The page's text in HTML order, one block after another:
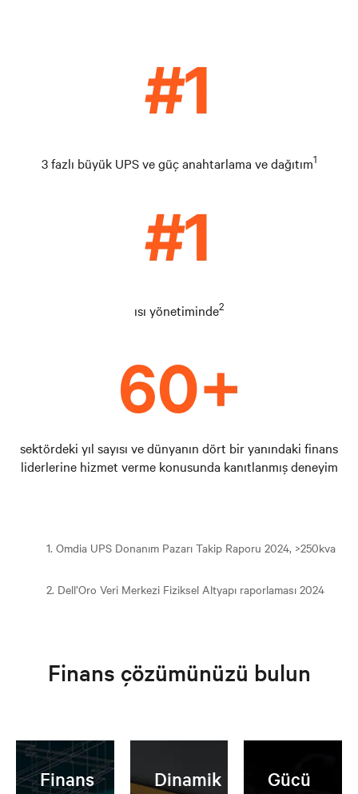
3 fazlı büyük UPS ve güç anahtarlama ve dağıtım1
ısı yönetiminde2
sektördeki yıl sayısı ve dünyanın dört bir yanındaki finans
liderlerine hizmet verme konusunda kanıtlanmış deneyim
1. Omdia UPS Donanım Pazarı Takip Raporu 2024, >250kva
2. Dell’Oro Veri Merkezi Fiziksel Altyapı raporlaması 2024
Finans çözümünüzü bulun
Finans
Dinamik
Gücü